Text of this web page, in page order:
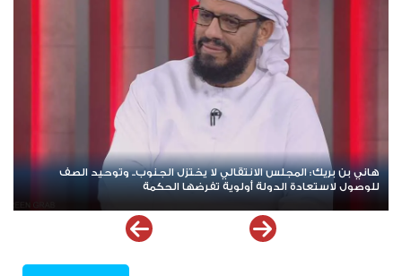
هاني بن بريك: المجلس الانتقالي لا يختزل الجنوب.. وتوحيد الصف
للوصول لاستعادة الدولة أولوية تفرضها الحكمة